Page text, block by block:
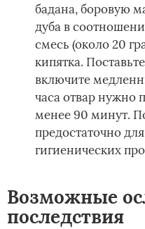
бадана, боровую
дуба в
смесь (около 20
кипятка.
включите
часа отвар нужно
менее 90 минут.
предостаточно
гигиенических
Возможные
последствия